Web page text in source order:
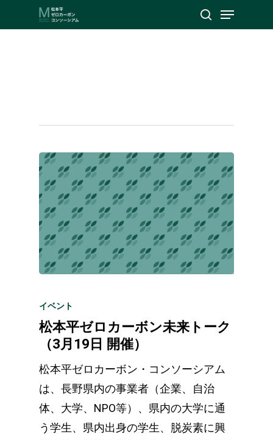
to
search
Menu
イベント
松本平ゼロカーボン未来トーク
（3月19日 開催）
松本平ゼロカーボン・コンソーシアム
は、長野県内の事業者（企業、自治
体、大学、NPO等）、県内の大学に通
う学生、県内出身の学生、脱炭素に興